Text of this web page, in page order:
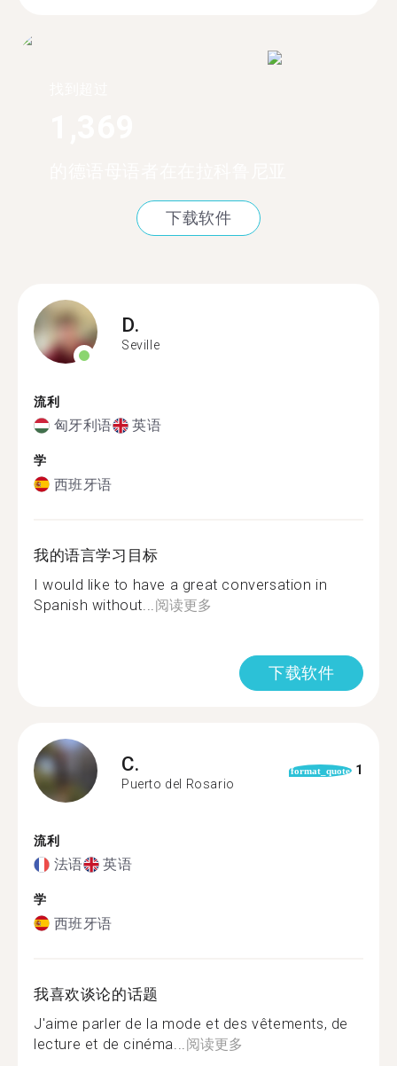
下载软件
D.
Seville
流利
匈牙利语 英语
学
西班牙语
我的语言学习目标
I would like to have a great conversation in
Spanish without... 阅读更多
下载软件
C.
Puerto del Rosario
format_quote 1
流利
法语 英语
学
西班牙语
我喜欢谈论的话题
J'aime parler de la mode et des vêtements, de
lecture et de cinéma... 阅读更多